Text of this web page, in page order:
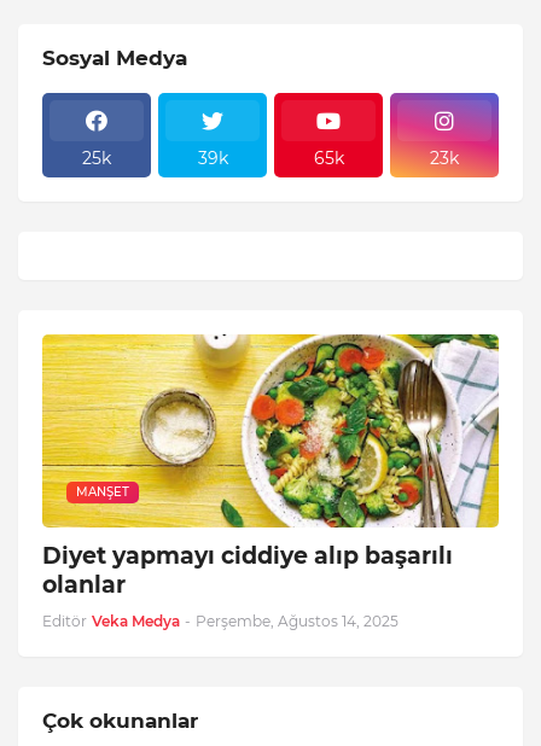
Sosyal Medya
25k 39k 65k 23k
MANŞET
Diyet yapmayı ciddiye alıp başarılı
olanlar
Editör Veka Medya - Perşembe, Ağustos 14, 2025
Çok okunanlar